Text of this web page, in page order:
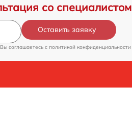
со специалистом
Оставить заявку
соглашаетесь c политикой конфиденциальности